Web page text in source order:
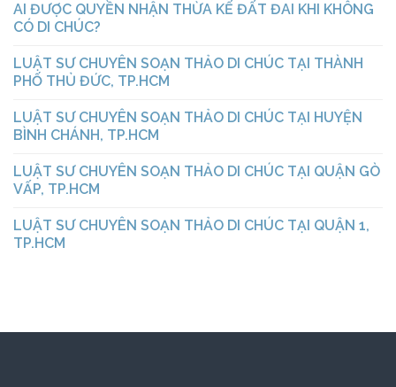
AI ĐƯỢC QUYỀN NHẬN THỪA KẾ ĐẤT ĐAI KHI KHÔNG
CÓ DI CHÚC?
LUẬT SƯ CHUYÊN SOẠN THẢO DI CHÚC TẠI THÀNH
PHỐ THỦ ĐỨC, TP.HCM
LUẬT SƯ CHUYÊN SOẠN THẢO DI CHÚC TẠI HUYỆN
BÌNH CHÁNH, TP.HCM
LUẬT SƯ CHUYÊN SOẠN THẢO DI CHÚC TẠI QUẬN GÒ
VẤP, TP.HCM
LUẬT SƯ CHUYÊN SOẠN THẢO DI CHÚC TẠI QUẬN 1,
TP.HCM